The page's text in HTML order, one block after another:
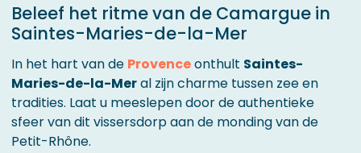
Beleef het ritme van de Camargue in
Saintes-Maries-de-la-Mer
In het hart van de Provenceonthult Saintes-
Maries-de-la-Meral zijn charme tussen zee en
tradities. Laat u meeslepen door de authentieke
sfeer van dit vissersdorp aan de monding van de
Petit-Rhône.